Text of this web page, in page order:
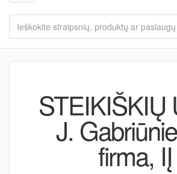
STEIKIŠKIŲ
J.
firma, IĮ